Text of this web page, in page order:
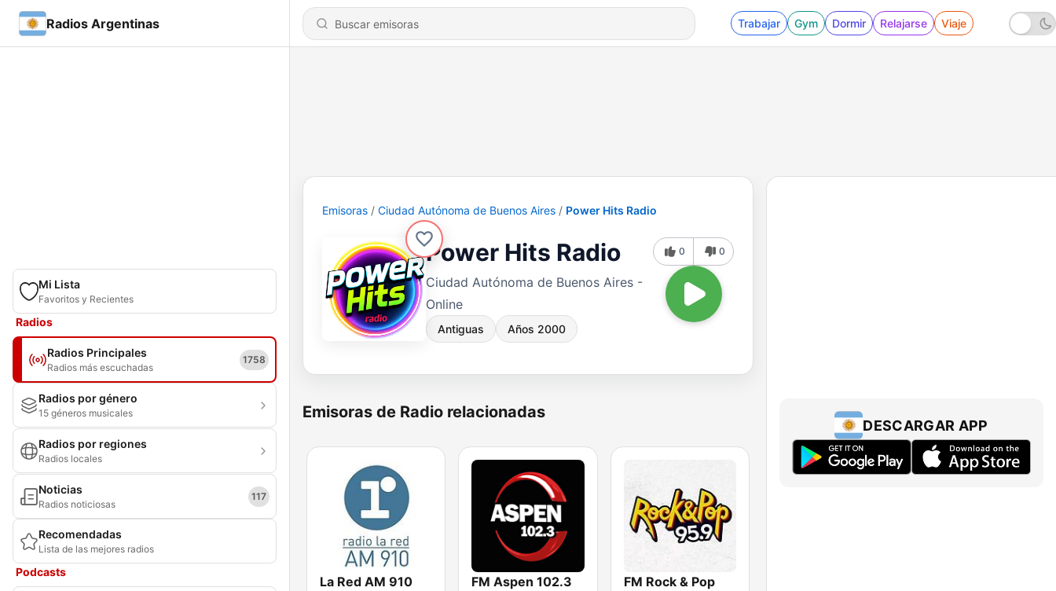
Radios Argentinas Trabajar Gym Dormir Relajarse Viaje
Mi Lista
Favoritos y Recientes
Radios
Radios Principales
Radios más escuchadas
1758
Radios por género
15 géneros musicales
Radios por regiones
Radios locales
Noticias
Radios noticiosas
117
Recomendadas
Lista de las mejores radios
Podcasts
Emisoras Ciudad Autónoma de Buenos Aires Power Hits Radio
Power Hits Radio
Ciudad Autónoma de Buenos Aires -
Online
Antiguas Años 2000
0 0
Emisoras de Radio relacionadas
La Red AM 910 FM Aspen 102.3 FM Rock & Pop
DESCARGAR APP